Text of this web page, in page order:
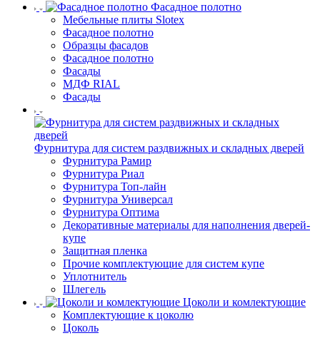
Фасадное полотно
Мебельные плиты Slotex
Фасадное полотно
Образцы фасадов
Фасадное полотно
Фасады
МДФ RIAL
Фасады
Фурнитура для систем раздвижных и складных дверей
Фурнитура Рамир
Фурнитура Риал
Фурнитура Топ-лайн
Фурнитура Универсал
Фурнитура Оптима
Декоративные материалы для наполнения дверей-
купе
Защитная пленка
Прочие комплектующие для систем купе
Уплотнитель
Шлегель
Цоколи и комлектующие
Комплектующие к цоколю
Цоколь